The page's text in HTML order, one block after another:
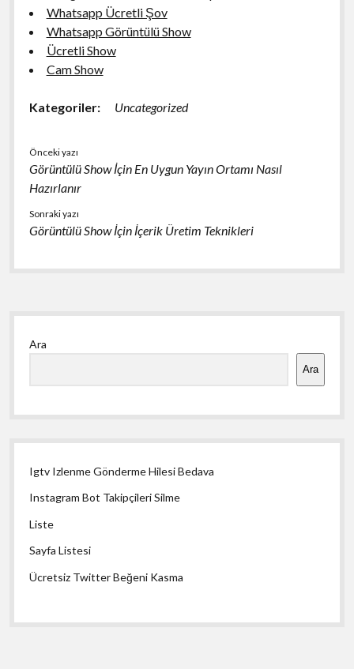
Whatsapp Ücretli Şov
Whatsapp Görüntülü Show
Ücretli Show
Cam Show
Kategoriler: Uncategorized
Önceki yazı
Görüntülü Show İçin En Uygun Yayın Ortamı Nasıl
Hazırlanır
Sonraki yazı
Görüntülü Show İçin İçerik Üretim Teknikleri
Yan
Menü
Ara
Ara
Igtv Izlenme Gönderme Hilesi Bedava
Instagram Bot Takipçileri Silme
Liste
Sayfa Listesi
Ücretsiz Twitter Beğeni Kasma